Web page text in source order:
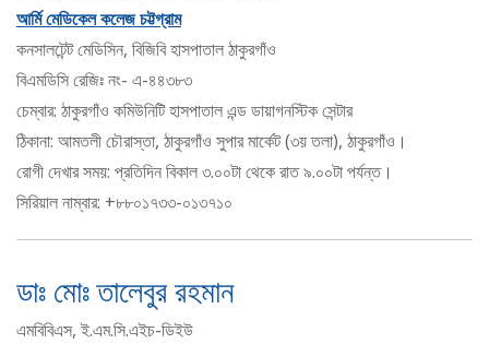
আর্মি মেডিকেল কলেজ চট্টগ্রাম
কনসালটেন্ট মেডিসিন, বিজিবি হাসপাতাল ঠাকুরগাঁও
বিএমডিসি রেজিঃ নং- এ-৪৪৩৮৩
চেম্বার: ঠাকুরগাঁও কমিউনিটি হাসপাতাল এন্ড ডায়াগনস্টিক সেন্টার
ঠিকানা: আমতলী চৌরাস্তা, ঠাকুরগাঁও সুপার মার্কেট (৩য় তলা), ঠাকুরগাঁও।
রোগী দেখার সময়: প্রতিদিন বিকাল ৩.০০টা থেকে রাত ৯.০০টা পর্যন্ত।
সিরিয়াল নাম্বার: +৮৮০১৭৩৩-০১৩৭১০
ডাঃ মোঃ তালেবুর রহমান
এমবিবিএস, ই.এম.সি.এইচ-ডিইউ